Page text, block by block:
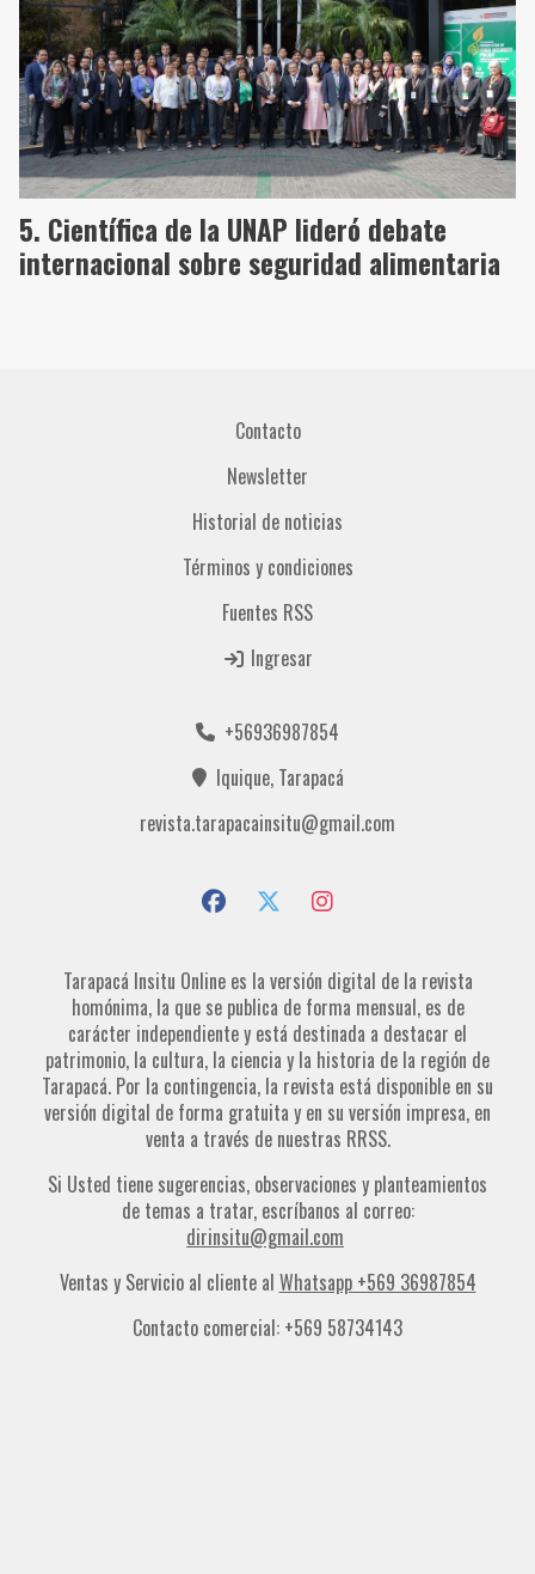
Científica de la UNAP lideró debate
internacional sobre seguridad alimentaria
Contacto
Newsletter
Historial de noticias
Términos y condiciones
Fuentes RSS
Ingresar
Tarapacá Insitu Online es la versión digital de la revista
homónima, la que se publica de forma mensual, es de
carácter independiente y está destinada a destacar el
patrimonio, la cultura, la ciencia y la historia de la región de
Tarapacá. Por la contingencia, la revista está disponible en su
versión digital de forma gratuita y en su versión impresa, en
venta a través de nuestras RRSS.
Si Usted tiene sugerencias, observaciones y planteamientos
de temas a tratar, escríbanos al correo:
dirinsitu@gmail.com
Ventas y Servicio al cliente al Whatsapp +569 36987854
Contacto comercial: +569 58734143
+56936987854
Iquique, Tarapacá
revista.tarapacainsitu@gmail.com